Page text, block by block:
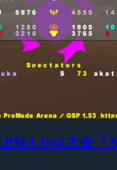
1vs1大会『